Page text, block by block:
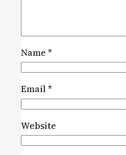
Name *
Email*
Website